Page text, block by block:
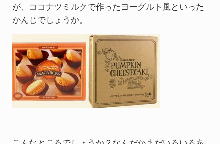
が、ココナツミルクで作ったヨーグルト風といった
かんじでしょうか。